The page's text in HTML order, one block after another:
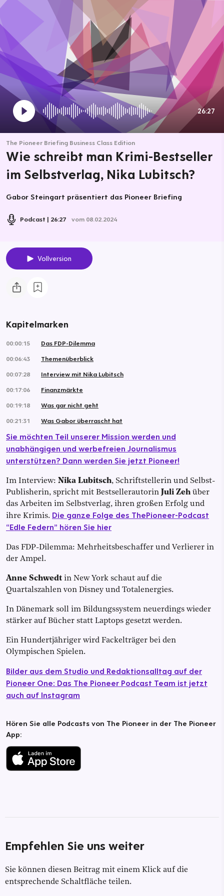
26:27
The Pioneer Briefing Business Class Edition
Wie schreibt man Krimi-Bestseller
im Selbstverlag, Nika Lubitsch?
Gabor Steingart präsentiert das Pioneer Briefing
Podcast 26:27 vom 08.02.2024
Vollversion
Kapitelmarken
00:00:15
Das FDP-Dilemma
00:06:43
Themenüberblick
00:07:28
Interview mit Nika Lubitsch
00:17:06
Finanzmärkte
00:19:18
Was gar nicht geht
00:21:31
Was Gabor überrascht hat
Sie möchten Teil unserer Mission werden und
unabhängigen und werbefreien Journalismus
unterstützen? Dann werden Sie jetzt Pioneer!
Im Interview: Nika Lubitsch, Schriftstellerin und Selbst-
Publisherin, spricht mit Bestsellerautorin Juli Zeh über
das Arbeiten im Selbstverlag, ihren großen Erfolg und
ihre Krimis. Die ganze Folge des ThePioneer-Podcast
“Edle Federn” hören Sie hier
Das FDP-Dilemma: Mehrheitsbeschaffer und Verlierer in
der Ampel.
Anne Schwedt in New York schaut auf die
Quartalszahlen von Disney und Totalenergies.
In Dänemark soll im Bildungssystem neuerdings wieder
stärker auf Bücher statt Laptops gesetzt werden.
Ein Hundertjähriger wird Fackelträger bei den
Olympischen Spielen.
Bilder aus dem Studio und Redaktionsalltag auf der
Pioneer One: Das The Pioneer Podcast Team ist jetzt
auch auf Instagram
Hören Sie alle Podcasts von The Pioneer in der The Pioneer
App:
Empfehlen Sie uns weiter
Sie können diesen Beitrag mit einem Klick auf die
entsprechende Schaltfläche teilen.